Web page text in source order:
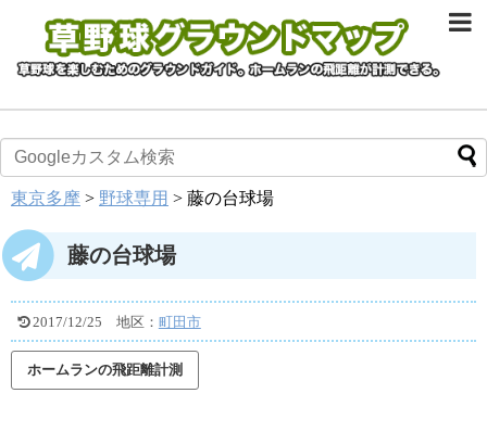
東京多摩 > 野球専用 > 藤の台球場
藤の台球場
2017/12/25 地区： 町田市